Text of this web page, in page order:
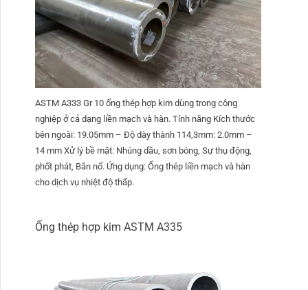
ASTM A333 Gr 10 ống thép hợp kim dùng trong công
nghiệp ở cả dạng liền mạch và hàn. Tính năng Kích thước
bên ngoài: 19.05mm – Độ dày thành 114,3mm: 2.0mm –
14 mm Xử lý bề mặt: Nhúng dầu, sơn bóng, Sự thụ động,
phốt phát, Bắn nổ. Ứng dụng: Ống thép liền mạch và hàn
cho dịch vụ nhiệt độ thấp.
Ống thép hợp kim ASTM A335